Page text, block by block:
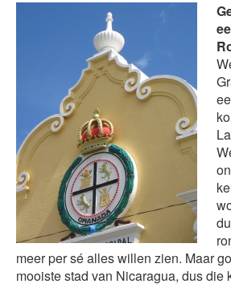
meer per sé alles willen zien. Maar
mooiste stad van Nicaragua, dus die